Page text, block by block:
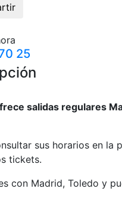
25
salidas regulares
sus horarios en la
tickets.
con Madrid, Toledo y